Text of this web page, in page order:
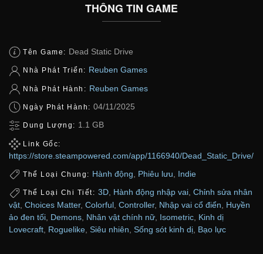
THÔNG TIN GAME
Tên Game: Dead Static Drive
Nhà Phát Triển: Reuben Games
Nhà Phát Hành: Reuben Games
Ngày Phát Hành: 04/11/2025
Dung Lượng: 1.1 GB
Link Gốc:
https://store.steampowered.com/app/1166940/Dead_Static_Drive/
Thể Loại Chung: Hành động Phiêu lưu Indie
Thể Loại Chi Tiết: 3D, Hành động nhập vai, Chỉnh sửa nhân
vật Choices Matter, Colorful Controller, Nhập vai cổ điển
Huyền
ảo đen tối Demons Nhân vật chính nữ Isometric Kinh dị
Lovecraft Roguelike Siêu nhiên Sống sót kinh dị Bạo lực